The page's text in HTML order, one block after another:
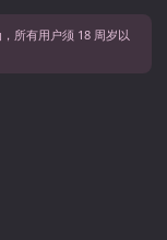
所有用户须 18 周岁以